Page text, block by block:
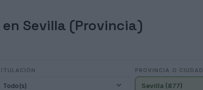
Sevilla (Provincia)
Todo(s)
PROVINCIA O CIUDAD
Sevilla (877)